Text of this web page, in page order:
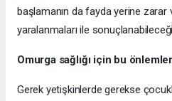
başlamanın da fayda yerine
yaralanmaları ile
Omurga sağlığı için bu
Gerek yetişkinlerde gerekse